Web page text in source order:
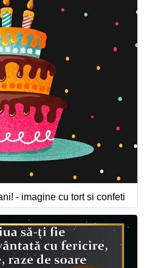
- imagine cu tort si confeti